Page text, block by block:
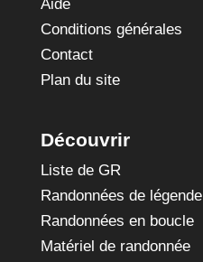
Aide
Conditions générales
Contact
Plan du site
Découvrir
Liste de GR
Randonnées de légende
Randonnées en boucle
Matériel de randonnée